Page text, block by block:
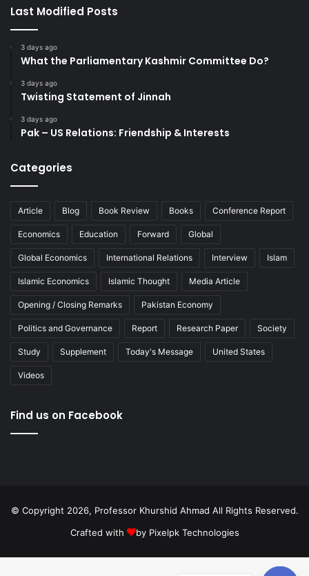
Last Modified Posts
3 days ago
What the Parliamentary Kashmir Committee Do?
3 days ago
Twisting Statement of Jinnah
3 days ago
Pak – US Relations: Friendship & Interests
Categories
Article Blog Book Review Books Conference Report
Economics Education Forward Global
Global Economics International Relations Interview Islam
Islamic Economics Islamic Thought Media Article
Opening / Closing Remarks Pakistan Economy
Politics and Governance Report Research Paper Society
Study Supplement Today's Message United States
Videos
Find us on Facebook
© Copyright 2026, Professor Khurshid Ahmad All Rights Reserved.
Crafted with
by Pixelpk Technologies